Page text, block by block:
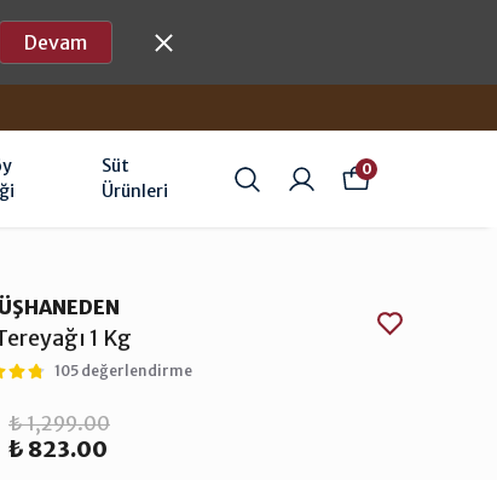
Devam
Süt
Ürünleri
0
1 Kg
105 değerlendirme
₺ 1,299.00
₺ 823.00